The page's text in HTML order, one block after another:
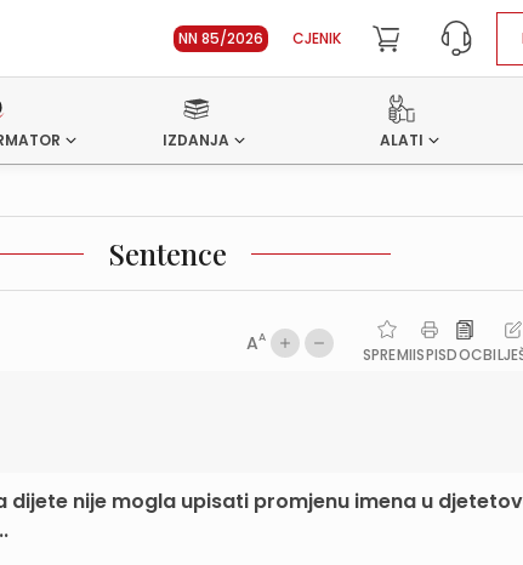
NN 85/2026 CJENIK
IZDANJA ALATI
Sentence
AA
SPREMIISPISDOC
nije mogla upisati promjenu imena u